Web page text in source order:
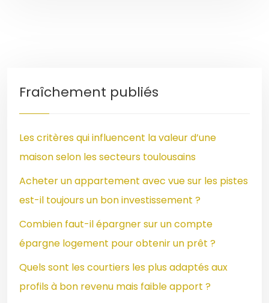
Fraîchement publiés
Les critères qui influencent la valeur d’une
maison selon les secteurs toulousains
Acheter un appartement avec vue sur les pistes
est-il toujours un bon investissement ?
Combien faut-il épargner sur un compte
épargne logement pour obtenir un prêt ?
Quels sont les courtiers les plus adaptés aux
profils à bon revenu mais faible apport ?